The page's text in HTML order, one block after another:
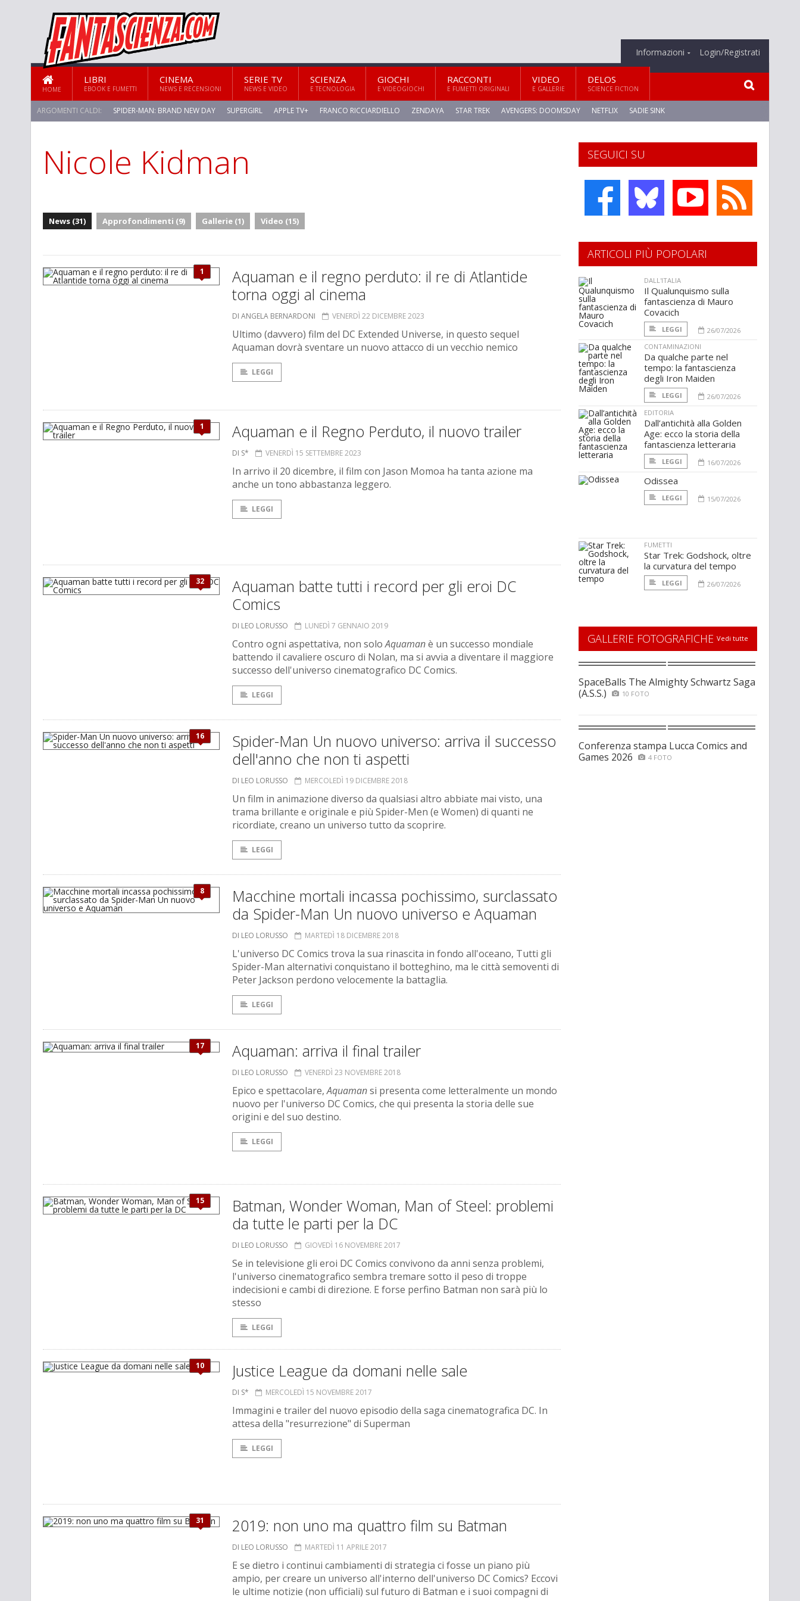
Informazioni Login/Registrati
HOME
LIBRI
EBOOK E FUMETTI
CINEMA
NEWS E RECENSIONI
SERIE TV
NEWS E VIDEO
SCIENZA
E TECNOLOGIA
GIOCHI
E VIDEOGIOCHI
RACCONTI
E FUMETTI ORIGINALI
VIDEO
E GALLERIE
DELOS
SCIENCE FICTION
ARGOMENTI CALDI: SPIDER-MAN: BRAND NEW DAY SUPERGIRL APPLE TV+ FRANCO RICCIARDIELLO ZENDAYA STAR TREK AVENGERS: DOOMSDAY NETFLIX SADIE SINK
STAR TREK: STRANGE NEW WORLDS
Nicole Kidman
News (31) Approfondimenti (9) Gallerie (1) Video (15)
1
Aquaman e il regno perduto: il re di Atlantide
torna oggi al cinema
DI ANGELA BERNARDONI VENERDÌ 22 DICEMBRE 2023
Ultimo (davvero) film del DC Extended Universe, in questo sequel
Aquaman dovrà sventare un nuovo attacco di un vecchio nemico
LEGGI
1 Aquaman e il Regno Perduto, il nuovo trailer
DI S* VENERDÌ 15 SETTEMBRE 2023
In arrivo il 20 dicembre, il film con Jason Momoa ha tanta azione ma
anche un tono abbastanza leggero.
LEGGI
32
Aquaman batte tutti i record per gli eroi DC
Comics
DI LEO LORUSSO LUNEDÌ 7 GENNAIO 2019
Contro ogni aspettativa, non soloAquamanè un successo mondiale
battendo il cavaliere oscuro di Nolan, ma si avvia a diventare il maggiore
successo dell'universo cinematografico DC Comics.
LEGGI
16
Spider-Man Un nuovo universo: arriva il successo
dell'anno che non ti aspetti
DI LEO LORUSSO MERCOLEDÌ 19 DICEMBRE 2018
Un film in animazione diverso da qualsiasi altro abbiate mai visto, una
trama brillante e originale e più Spider-Men (e Women) di quanti ne
ricordiate, creano un universo tutto da scoprire.
LEGGI
8
Macchine mortali incassa pochissimo, surclassato
da Spider-Man Un nuovo universo e Aquaman
DI LEO LORUSSO MARTEDÌ 18 DICEMBRE 2018
L'universo DC Comics trova la sua rinascita in fondo all'oceano, Tutti gli
Spider-Man alternativi conquistano il botteghino, ma le città semoventi di
Peter Jackson perdono velocemente la battaglia.
LEGGI
17 Aquaman: arriva il final trailer
DI LEO LORUSSO VENERDÌ 23 NOVEMBRE 2018
Epico e spettacolare,Aquamansi presenta come letteralmente un mondo
nuovo per l'universo DC Comics, che qui presenta la storia delle sue
origini e del suo destino.
LEGGI
15
Batman, Wonder Woman, Man of Steel: problemi
da tutte le parti per la DC
DI LEO LORUSSO GIOVEDÌ 16 NOVEMBRE 2017
Se in televisione gli eroi DC Comics convivono da anni senza problemi,
l'universo cinematografico sembra tremare sotto il peso di troppe
indecisioni e cambi di direzione. E forse perfino Batman non sarà più lo
stesso
LEGGI
10 Justice League da domani nelle sale
DI S* MERCOLEDÌ 15 NOVEMBRE 2017
Immagini e trailer del nuovo episodio della saga cinematografica DC. In
attesa della "resurrezione" di Superman
LEGGI
31 2019: non uno ma quattro film su Batman
DI LEO LORUSSO MARTEDÌ 11 APRILE 2017
E se dietro i continui cambiamenti di strategia ci fosse un piano più
ampio, per creare un universo all'interno dell'universo DC Comics? Eccovi
le ultime notizie (non ufficiali) sul futuro di Batman e i suoi compagni di
SEGUICI SU
ARTICOLI PIÙ POPOLARI
DALL'ITALIA
Il Qualunquismo sulla
fantascienza di Mauro
Covacich
LEGGI
26/07/2026
CONTAMINAZIONI
Da qualche parte nel
tempo: la fantascienza
degli Iron Maiden
LEGGI
26/07/2026
EDITORIA
Dall’antichità alla Golden
Age: ecco la storia della
fantascienza letteraria
LEGGI 16/07/2026
Odissea
LEGGI 15/07/2026
FUMETTI
Star Trek: Godshock, oltre
la curvatura del tempo
LEGGI 26/07/2026
GALLERIE FOTOGRAFICHE Vedi tutte
SpaceBalls The Almighty Schwartz Saga
(A.S.S.)
10 FOTO
Conferenza stampa Lucca Comics and
Games 2026
4 FOTO